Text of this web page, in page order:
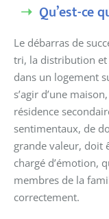
Qu’est-ce
Le débarras de
tri, la distribution et
dans un logement
s’agir d’une
résidence
sentimentaux, de
grande valeur, doit
chargé d’émotion,
membres de la
correctement.